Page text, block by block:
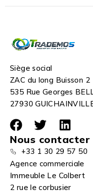
Siège social
ZAC du long Buisson 2
535 Rue Georges
27930
Nous contacter
+33 1 30 29 57 50
Agence commerciale
Immeuble Le Colbert
2 rue le corbusier